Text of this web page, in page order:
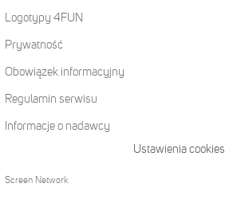
Logotypy 4FUN
Prywatność
Obowiązek informacyjny
Regulamin serwisu
Informacje o nadawcy
Ustawienia cookies
Screen Network